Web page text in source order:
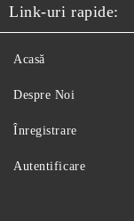
Link-uri rapide:
Acasă
Despre Noi
Înregistrare
Autentificare